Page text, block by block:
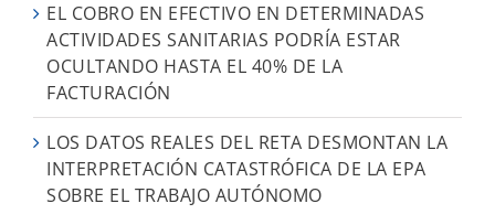
EL COBRO EN EFECTIVO EN DETERMINADAS
ACTIVIDADES SANITARIAS PODRÍA ESTAR
OCULTANDO HASTA EL 40% DE LA
FACTURACIÓN
LOS DATOS REALES DEL RETA DESMONTAN LA
INTERPRETACIÓN CATASTRÓFICA DE LA EPA
SOBRE EL TRABAJO AUTÓNOMO